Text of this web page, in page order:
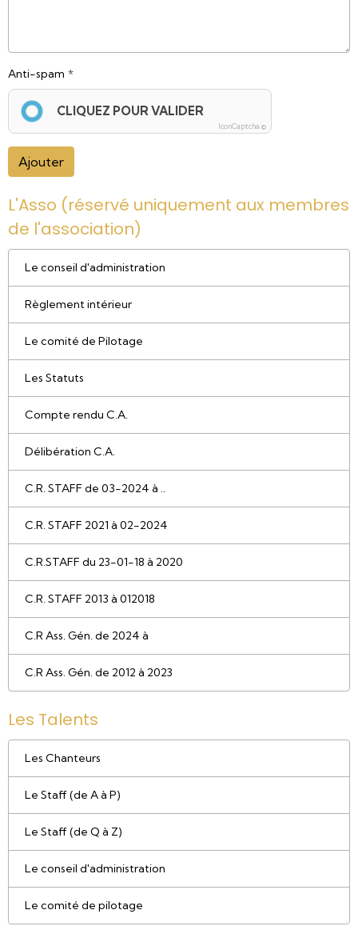
Anti-spam
CLIQUEZ POUR VALIDER
IconCaptcha ©
Ajouter
L'Asso (réservé uniquement aux membres
de l'association)
Le conseil d'administration
Règlement intérieur
Le comité de Pilotage
Les Statuts
Compte rendu C.A.
Délibération C.A.
C.R. STAFF de 03-2024 à ..
C.R. STAFF 2021 à 02-2024
C.R.STAFF du 23-01-18 à 2020
C.R. STAFF 2013 à 012018
C.R Ass. Gén. de 2024 à
C.R Ass. Gén. de 2012 à 2023
Les Talents
Les Chanteurs
Le Staff (de A à P)
Le Staff (de Q à Z)
Le conseil d'administration
Le comité de pilotage